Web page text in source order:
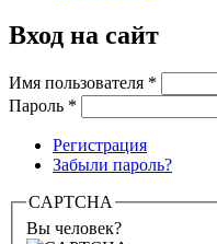
Вход на сайт
Имя пользователя *
Пароль *
Регистрация
Забыли пароль?
CAPTCHA
Вы человек?